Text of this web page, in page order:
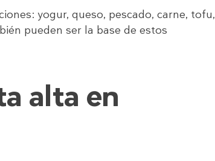
yogur, queso, pescado, carne, tofu,
pueden ser la base de estos
alta en